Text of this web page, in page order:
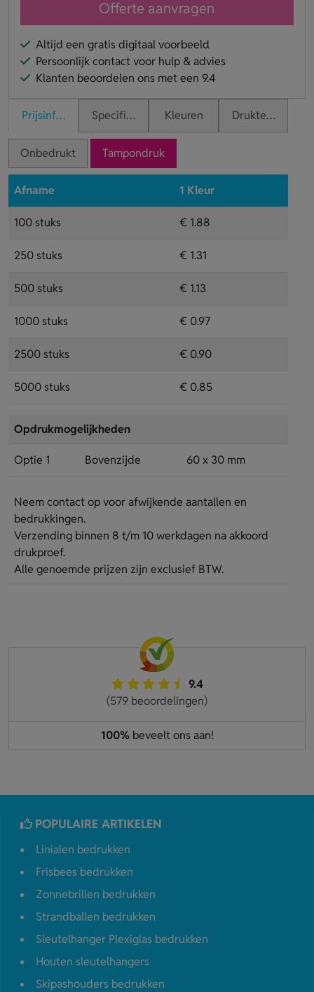
Offerte aanvragen
Altijd een gratis digitaal voorbeeld
Persoonlijk contact voor hulp & advies
Klanten beoordelen ons met een 9.4
PrijsinformatieSpecificaties Kleuren Druktechnieken
Onbedrukt Tampondruk
Afname 1 Kleur
100 stuks € 1.88
250 stuks € 1.31
500 stuks € 1.13
1000 stuks € 0.97
2500 stuks € 0.90
5000 stuks € 0.85
Opdrukmogelijkheden
Optie 1 Bovenzijde 60 x 30 mm
Neem contact op voor afwijkende aantallen en
bedrukkingen.
Verzending binnen 8 t/m 10 werkdagen na akkoord
drukproef.
Alle genoemde prijzen zijn exclusief BTW.
9.4
(579 beoordelingen)
100%beveelt ons aan!
POPULAIRE ARTIKELEN
Linialen bedrukken
Frisbees bedrukken
Zonnebrillen bedrukken
Strandballen bedrukken
Sleutelhanger Plexiglas bedrukken
Houten sleutelhangers
Skipashouders bedrukken